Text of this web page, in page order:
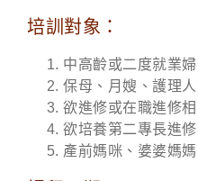
培訓對象：
中高齡或二度就業婦
保母、月嫂、護理
欲進修或在職進修相
欲培養第二專長進修
產前媽咪、婆婆媽媽